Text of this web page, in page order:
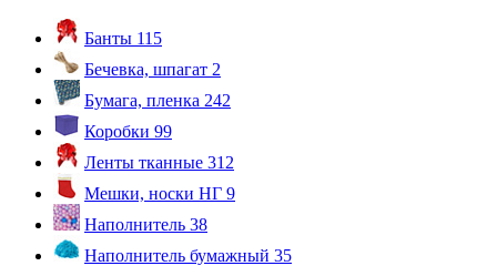
Банты 115
Бечевка, шпагат 2
Бумага, пленка 242
Коробки 99
Ленты тканные 312
Мешки, носки НГ 9
Наполнитель 38
Наполнитель бумажный 35